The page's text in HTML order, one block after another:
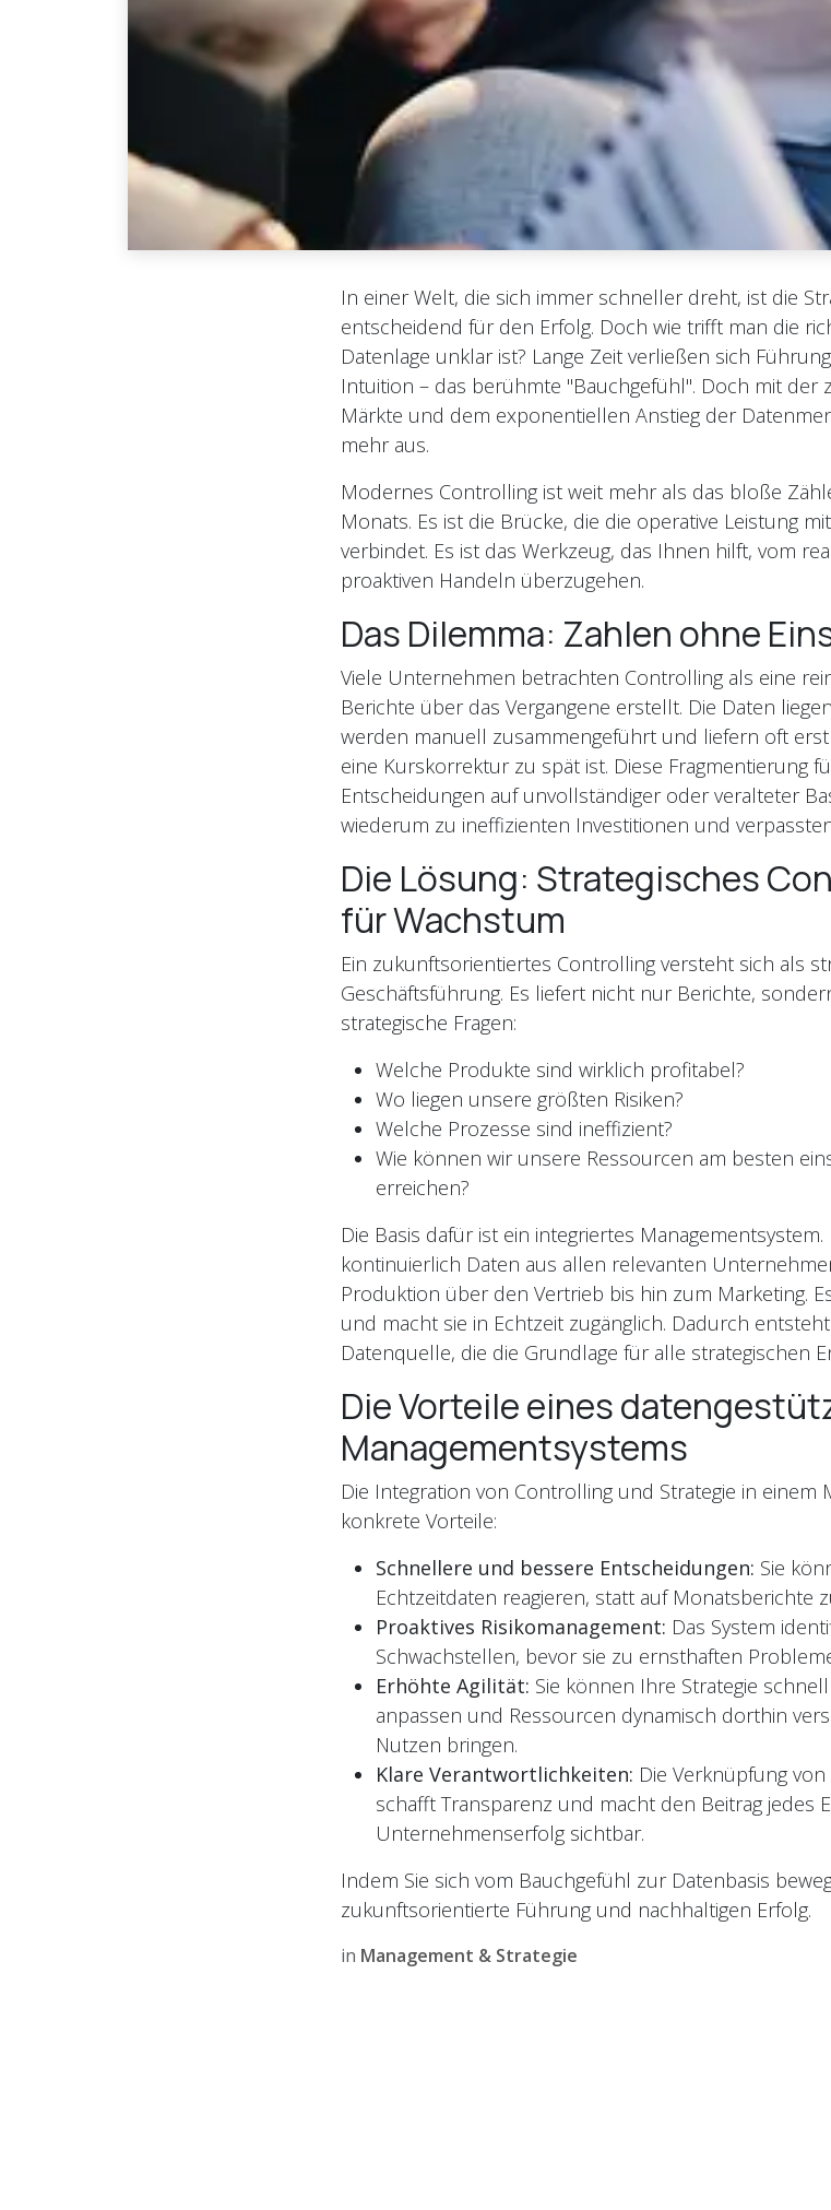
In einer Welt, die sich immer schneller dreht, ist die
entscheidend für den Erfolg. Doch wie trifft man die
Datenlage unklar ist? Lange Zeit verließen sich
Intuition – das berühmte "Bauchgefühl". Doch mit
Märkte und dem exponentiellen Anstieg der
mehr aus.
Modernes Controlling ist weit mehr als das bloße
Monats. Es ist die Brücke, die die operative Leistung
verbindet. Es ist das Werkzeug, das Ihnen hilft, vom
proaktiven Handeln überzugehen.
Das Dilemma: Zahlen ohne
Viele Unternehmen betrachten Controlling als eine
Berichte über das Vergangene erstellt. Die Daten
werden manuell zusammengeführt und liefern oft
eine Kurskorrektur zu spät ist. Diese Fragmentierung
Entscheidungen auf unvollständiger oder veralteter
wiederum zu ineffizienten Investitionen und
Die Lösung: Strategisches
für Wachstum
Ein zukunftsorientiertes Controlling versteht sich als
Geschäftsführung. Es liefert nicht nur Berichte,
strategische Fragen:
Welche Produkte sind wirklich profitabel?
Wo liegen unsere größten Risiken?
Welche Prozesse sind ineffizient?
Wie können wir unsere Ressourcen am besten
erreichen?
Die Basis dafür ist ein integriertes
kontinuierlich Daten aus allen relevanten
Produktion über den Vertrieb bis hin zum Marketing.
und macht sie in Echtzeit zugänglich. Dadurch
Datenquelle, die die Grundlage für alle strategischen
Die Vorteile eines
Managementsystems
Die Integration von Controlling und Strategie in einem
konkrete Vorteile:
Schnellere und bessere Entscheidungen: Sie
Echtzeitdaten reagieren, statt auf Monatsberichte
Proaktives Risikomanagement: Das System
Schwachstellen, bevor sie zu ernsthaften
Erhöhte Agilität: Sie können Ihre Strategie
anpassen und Ressourcen dynamisch dorthin
Nutzen bringen.
Klare Verantwortlichkeiten: Die Verknüpfung
schafft Transparenz und macht den Beitrag jedes
Unternehmenserfolg sichtbar.
Indem Sie sich vom Bauchgefühl zur Datenbasis
zukunftsorientierte Führung und nachhaltigen Erfolg.
in Management & Strategie